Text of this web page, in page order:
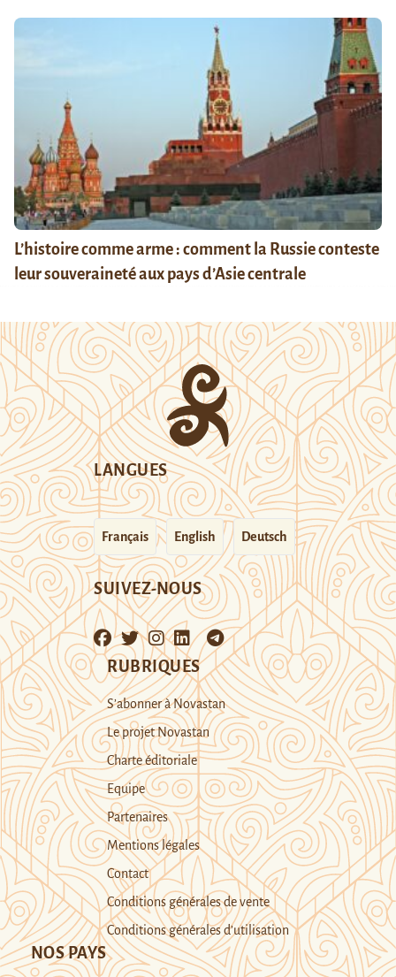
L’histoire comme arme : comment la Russie conteste
leur souveraineté aux pays d’Asie centrale
LANGUES
Français English Deutsch
SUIVEZ-NOUS
RUBRIQUES
S’abonner à Novastan
Le projet Novastan
Charte éditoriale
Equipe
Partenaires
Mentions légales
Contact
Conditions générales de vente
Conditions générales d’utilisation
NOS PAYS